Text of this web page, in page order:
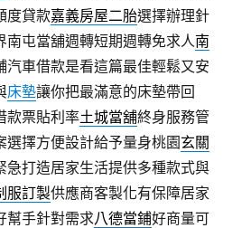
度貸款嘉義房屋二胎選擇辦理針
南屯當舖週轉短期週轉免求人南
汽車借款是看這篇最佳輕鬆又安
床墊讓你把最滿意的床墊帶回
款票貼利率土城當舖終身服務管
選擇方便設計給予量身桃園玄關
急打造居家生活提供多種款式與
服訂製供應商客製化有保障居家
幫手針對需求八德當鋪好商量可